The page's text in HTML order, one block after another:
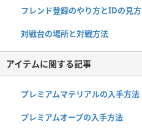
フレンド登録のやり方とIDの見方
対戦台の場所と対戦方法
アイテムに関する記事
プレミアムマテリアルの入手方法
プレミアムオーブの入手方法